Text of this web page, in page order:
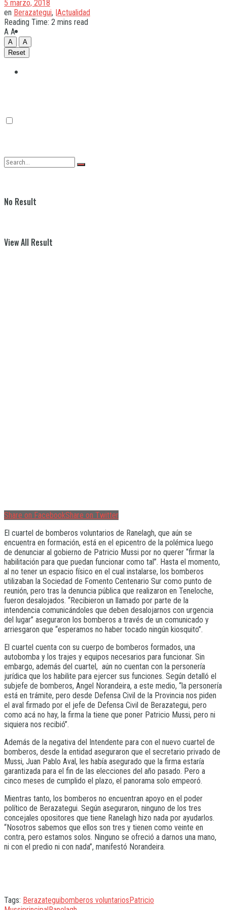
No Result
View All Result
5 marzo, 2018
en Berazategui, |Actualidad
Reading Time: 2 mins read
A A
A
A
Reset
Share on FacebookShare on Twitter
El cuartel de bomberos voluntarios de Ranelagh, que aún se
encuentra en formación, está en el epicentro de la polémica luego
de denunciar al gobierno de Patricio Mussi por no querer “firmar la
habilitación para que puedan funcionar como tal”. Hasta el momento,
al no tener un espacio físico en el cual instalarse, los bomberos
utilizaban la Sociedad de Fomento Centenario Sur como punto de
reunión, pero tras la denuncia pública que realizaron en Teneloche,
fueron desalojados. “Recibieron un llamado por parte de la
intendencia comunicándoles que deben desalojarnos con urgencia
del lugar” aseguraron los bomberos a través de un comunicado y
arriesgaron que “esperamos no haber tocado ningún kiosquito”.
El cuartel cuenta con su cuerpo de bomberos formados, una
autobomba y los trajes y equipos necesarios para funcionar. Sin
embargo, además del cuartel, aún no cuentan con la personería
jurídica que los habilite para ejercer sus funciones. Según detalló el
subjefe de bomberos, Angel Norandeira, a este medio, “la personería
está en trámite, pero desde Defensa Civil de la Provincia nos piden
el aval firmado por el jefe de Defensa Civil de Berazategui, pero
como acá no hay, la firma la tiene que poner Patricio Mussi, pero ni
siquiera nos recibió”.
Además de la negativa del Intendente para con el nuevo cuartel de
bomberos, desde la entidad aseguraron que el secretario privado de
Mussi, Juan Pablo Aval, les había asegurado que la firma estaría
garantizada para el fin de las elecciones del año pasado. Pero a
cinco meses de cumplido el plazo, el panorama solo empeoró.
Mientras tanto, los bomberos no encuentran apoyo en el poder
político de Berazategui. Según aseguraron, ninguno de los tres
concejales opositores que tiene Ranelagh hizo nada por ayudarlos.
“Nosotros sabemos que ellos son tres y tienen como veinte en
contra, pero estamos solos. Ninguno se ofreció a darnos una mano,
ni con el predio ni con nada”, manifestó Norandeira.
Tags: Berazateguibomberos voluntarios Patricio